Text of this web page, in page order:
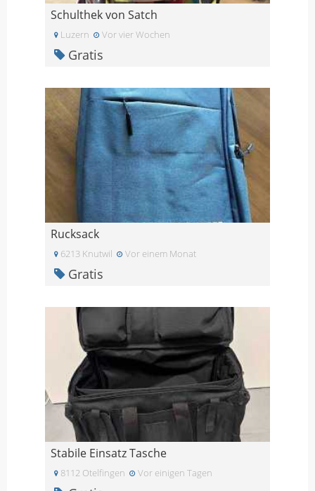
Schulthek von Satch
Luzern Vor vier Wochen
Gratis
Rucksack
6213 Knutwil Vor einem Monat
Gratis
Stabile Einsatz Tasche
8112 Otelfingen Vor einigen Tagen